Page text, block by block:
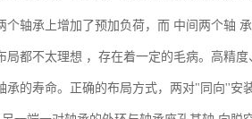
个轴承上增加了预加负荷，而 中间两个轴
局都不太理想 ，存在着一定的毛病。高精
承的寿命。正确的布局方式，两对"同向''安